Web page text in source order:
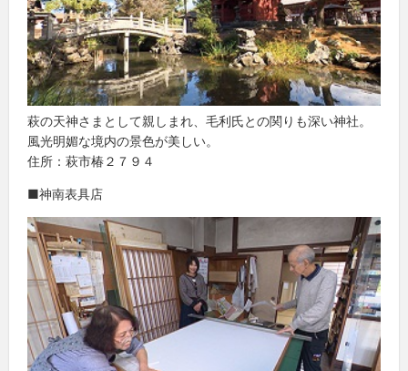
萩の天神さまとして親しまれ、毛利氏との関りも深い神社。
風光明媚な境内の景色が美しい。
住所：萩市椿２７９４
■神南表具店